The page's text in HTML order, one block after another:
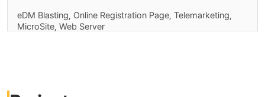
eDM Blasting, Online Registration Page, Telemarketing,
MicroSite, Web Server